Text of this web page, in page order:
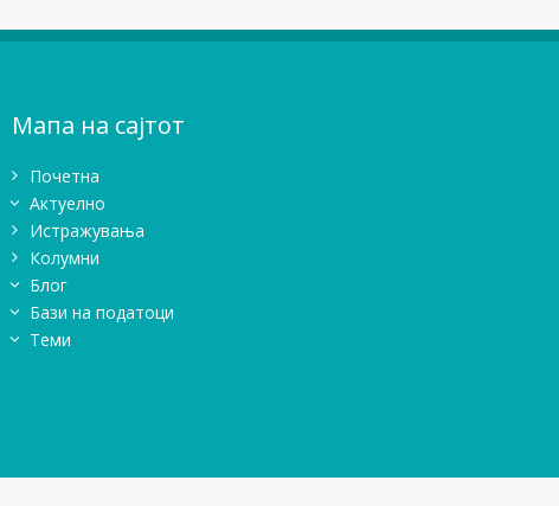
Мапа на сајтот
Почетна
Актуелно
Истражувањa
Колумни
Блог
Бази на податоци
Теми